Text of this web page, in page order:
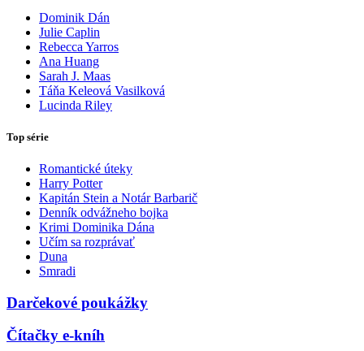
Dominik Dán
Julie Caplin
Rebecca Yarros
Ana Huang
Sarah J. Maas
Táňa Keleová Vasilková
Lucinda Riley
Top série
Romantické úteky
Harry Potter
Kapitán Stein a Notár Barbarič
Denník odvážneho bojka
Krimi Dominika Dána
Učím sa rozprávať
Duna
Smradi
Darčekové poukážky
Čítačky e-kníh